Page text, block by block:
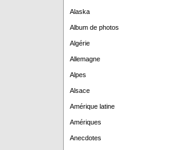
Alaska
Album de photos
Algérie
Allemagne
Alpes
Alsace
Amérique latine
Amériques
Anecdotes